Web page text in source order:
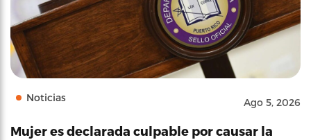
Noticias Ago 5, 2026
Mujer es declarada culpable por causar la